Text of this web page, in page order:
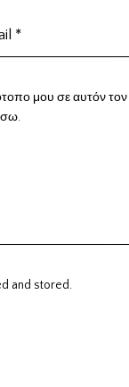
μου σε αυτόν τον
and stored.